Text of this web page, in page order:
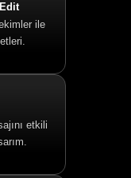
ile
etkili